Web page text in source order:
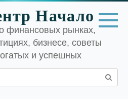
Начало
финансовых рынках,
бизнесе, советы
и успешных